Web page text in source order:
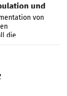
und
von
die
Manipulation und